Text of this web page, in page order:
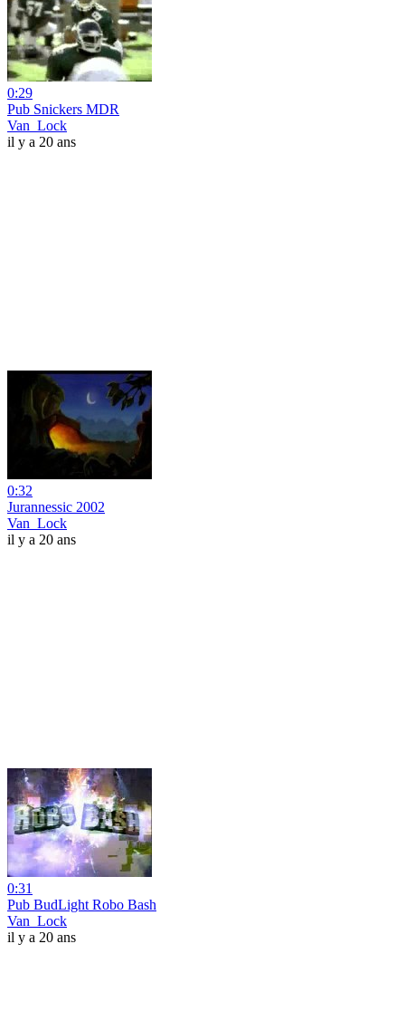
0:29
Pub Snickers MDR
Van_Lock
il y a 20 ans
0:32
Jurannessic 2002
Van_Lock
il y a 20 ans
0:31
Pub BudLight Robo Bash
Van_Lock
il y a 20 ans